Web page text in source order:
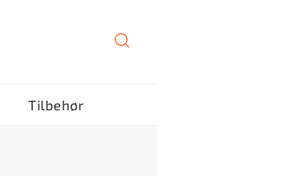
Tilbehør